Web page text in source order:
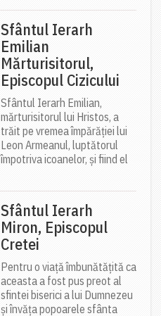
Sfântul Ierarh
Emilian
Mărturisitorul,
Episcopul Cizicului
Sfântul Ierarh Emilian,
mărturisitorul lui Hristos, a
trăit pe vremea împărăției lui
Leon Armeanul, luptătorul
împotriva icoanelor, și fiind el
Sfântul Ierarh
Miron, Episcopul
Cretei
Pentru o viață îmbunătățită ca
aceasta a fost pus preot al
sfintei biserici a lui Dumnezeu
și învăța popoarele sfânta